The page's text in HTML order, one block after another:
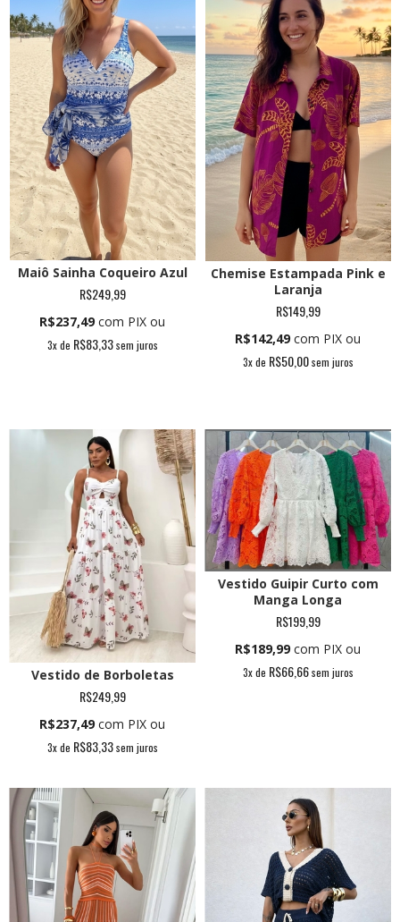
Maiô Sainha Coqueiro Azul
R$249,99
R$237,49 com PIX ou
3x de R$83,33sem juros
Chemise Estampada Pink e
Laranja
R$149,99
R$142,49 com PIX ou
3x de R$50,00sem juros
Vestido de Borboletas
R$249,99
R$237,49 com PIX ou
3x de R$83,33sem juros
Vestido Guipir Curto com
Manga Longa
R$199,99
R$189,99 com PIX ou
3x de R$66,66sem juros